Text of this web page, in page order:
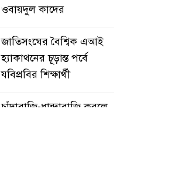
ওবায়দুল কাদের
জাতিসংঘের বৈশ্বিক এআই
হ্যাকাথনের চূড়ান্ত পর্বে
যবিপ্রবির শিক্ষার্থী
চাঁদাবাজি-ধান্দাবাজি করলে